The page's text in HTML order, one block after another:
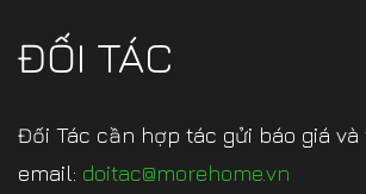
ĐỐI TÁC
Đối Tác cần hợp tác gửi báo giá
email: doitac@morehome.vn